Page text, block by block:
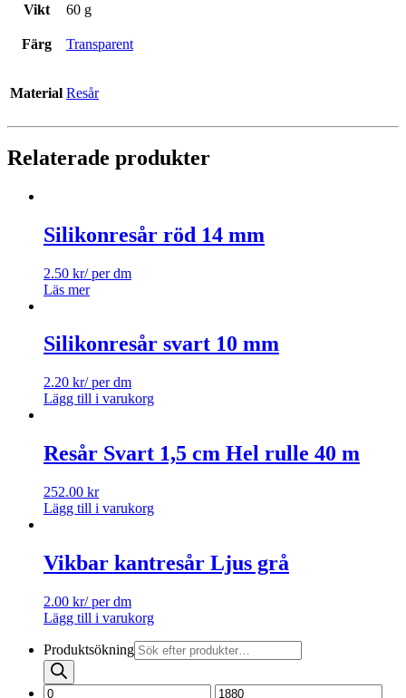
Vikt 60 g
Färg Transparent
Material Resår
Relaterade produkter
Silikonresår röd 14 mm
2.50 kr/ per dm
Läs mer
Silikonresår svart 10 mm
2.20 kr/ per dm
Lägg till i varukorg
Resår Svart 1,5 cm Hel rulle 40 m
252.00 kr
Lägg till i varukorg
Vikbar kantresår Ljus grå
2.00 kr/ per dm
Lägg till i varukorg
Produktsökning